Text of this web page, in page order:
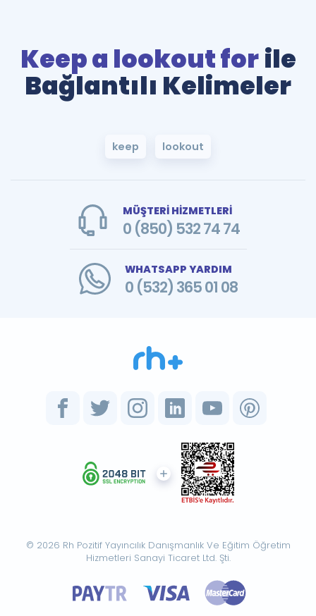
Keep a lookout forile
Bağlantılı Kelimeler
keep lookout
MÜŞTERİ HİZMETLERİ
0 (850) 532 74 74
WHATSAPP YARDIM
0 (532) 365 01 08
© 2026 Rh Pozitif Yayıncılık Danışmanlık Ve Eğitim Öğretim
Hizmetleri Sanayi Ticaret Ltd. Şti.